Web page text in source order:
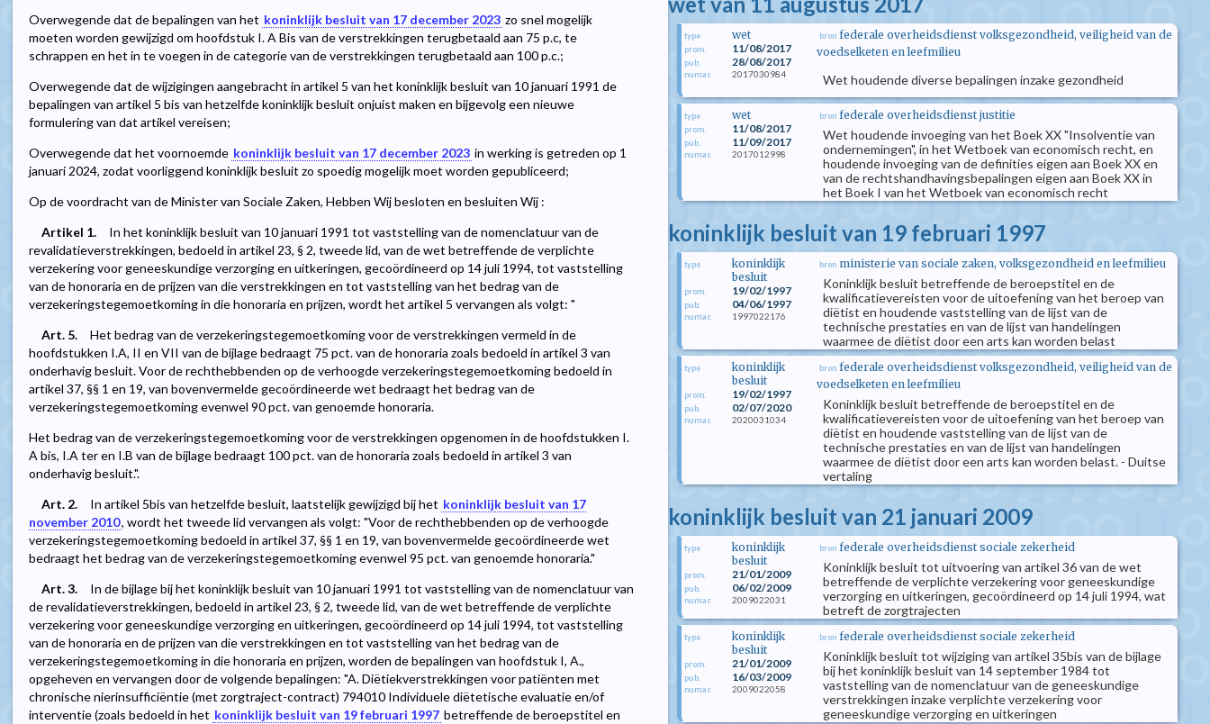
Overwegende dat de bepalingen van het koninklijk besluit van 17 december 2023 zo snel mogelijk
moeten worden gewijzigd om hoofdstuk I. A Bis van de verstrekkingen terugbetaald aan 75 p.c, te
schrappen en het in te voegen in de categorie van de verstrekkingen terugbetaald aan 100 p.c.;
Overwegende dat de wijzigingen aangebracht in artikel 5 van het koninklijk besluit van 10 januari 1991 de
bepalingen van artikel 5 bis van hetzelfde koninklijk besluit onjuist maken en bijgevolg een nieuwe
formulering van dat artikel vereisen;
Overwegende dat het voornoemde koninklijk besluit van 17 december 2023 in werking is getreden op 1
januari 2024, zodat voorliggend koninklijk besluit zo spoedig mogelijk moet worden gepubliceerd;
Op de voordracht van de Minister van Sociale Zaken, Hebben Wij besloten en besluiten Wij :
Artikel 1.
In het koninklijk besluit van 10 januari 1991 tot vaststelling van de nomenclatuur van de
revalidatieverstrekkingen, bedoeld in artikel 23, § 2, tweede lid, van de wet betreffende de verplichte
verzekering voor geneeskundige verzorging en uitkeringen, gecoördineerd op 14 juli 1994, tot vaststelling
van de honoraria en de prijzen van die verstrekkingen en tot vaststelling van het bedrag van de
verzekeringstegemoetkoming in die honoraria en prijzen, wordt het artikel 5 vervangen als volgt: "
Art. 5.
Het bedrag van de verzekeringstegemoetkoming voor de verstrekkingen vermeld in de
hoofdstukken I.A, II en VII van de bijlage bedraagt 75 pct. van de honoraria zoals bedoeld in artikel 3 van
onderhavig besluit. Voor de rechthebbenden op de verhoogde verzekeringstegemoetkoming bedoeld in
artikel 37, §§ 1 en 19, van bovenvermelde gecoördineerde wet bedraagt het bedrag van de
verzekeringstegemoetkoming evenwel 90 pct. van genoemde honoraria.
Het bedrag van de verzekeringstegemoetkoming voor de verstrekkingen opgenomen in de hoofdstukken I.
A bis, I.A ter en I.B van de bijlage bedraagt 100 pct. van de honoraria zoals bedoeld in artikel 3 van
onderhavig besluit.".
Art. 2.
In artikel 5bis van hetzelfde besluit, laatstelijk gewijzigd bij het koninklijk besluit van 17
november 2010, wordt het tweede lid vervangen als volgt: "Voor de rechthebbenden op de verhoogde
verzekeringstegemoetkoming bedoeld in artikel 37, §§ 1 en 19, van bovenvermelde gecoördineerde wet
bedraagt het bedrag van de verzekeringstegemoetkoming evenwel 95 pct. van genoemde honoraria."
Art. 3.
In de bijlage bij het koninklijk besluit van 10 januari 1991 tot vaststelling van de nomenclatuur van
de revalidatieverstrekkingen, bedoeld in artikel 23, § 2, tweede lid, van de wet betreffende de verplichte
verzekering voor geneeskundige verzorging en uitkeringen, gecoördineerd op 14 juli 1994, tot vaststelling
van de honoraria en de prijzen van die verstrekkingen en tot vaststelling van het bedrag van de
verzekeringstegemoetkoming in die honoraria en prijzen, worden de bepalingen van hoofdstuk I, A.,
opgeheven en vervangen door de volgende bepalingen: "A. Diëtiekverstrekkingen voor patiënten met
chronische nierinsufficiëntie (met zorgtraject-contract) 794010 Individuele diëtetische evaluatie en/of
interventie (zoals bedoeld in het koninklijk besluit van 19 februari 1997 betreffende de beroepstitel en
type wet
prom. 11/08/2017
pub. 28/08/2017
numac 2017030984
bron federale overheidsdienst volksgezondheid, veiligheid van de
voedselketen en leefmilieu
Wet houdende diverse bepalingen inzake gezondheid
type wet
prom. 11/08/2017
pub. 11/09/2017
numac 2017012998
bron federale overheidsdienst justitie
Wet houdende invoeging van het Boek XX "Insolventie van
ondernemingen", in het Wetboek van economisch recht, en
houdende invoeging van de definities eigen aan Boek XX en
van de rechtshandhavingsbepalingen eigen aan Boek XX in
het Boek I van het Wetboek van economisch recht
koninklijk besluit van 19 februari 1997
type
koninklijk
besluit
prom. 19/02/1997
pub. 04/06/1997
numac 1997022176
bron ministerie van sociale zaken, volksgezondheid en leefmilieu
Koninklijk besluit betreffende de beroepstitel en de
kwalificatievereisten voor de uitoefening van het beroep van
diëtist en houdende vaststelling van de lijst van de
technische prestaties en van de lijst van handelingen
waarmee de diëtist door een arts kan worden belast
type
koninklijk
besluit
prom. 19/02/1997
pub. 02/07/2020
numac 2020031034
bron federale overheidsdienst volksgezondheid, veiligheid van de
voedselketen en leefmilieu
Koninklijk besluit betreffende de beroepstitel en de
kwalificatievereisten voor de uitoefening van het beroep van
diëtist en houdende vaststelling van de lijst van de
technische prestaties en van de lijst van handelingen
waarmee de diëtist door een arts kan worden belast. - Duitse
vertaling
koninklijk besluit van 21 januari 2009
type
koninklijk
besluit
prom. 21/01/2009
pub. 06/02/2009
numac 2009022031
bron federale overheidsdienst sociale zekerheid
Koninklijk besluit tot uitvoering van artikel 36 van de wet
betreffende de verplichte verzekering voor geneeskundige
verzorging en uitkeringen, gecoördineerd op 14 juli 1994, wat
betreft de zorgtrajecten
type
koninklijk
besluit
prom. 21/01/2009
pub. 16/03/2009
numac 2009022058
bron federale overheidsdienst sociale zekerheid
Koninklijk besluit tot wijziging van artikel 35bis van de bijlage
bij het koninklijk besluit van 14 september 1984 tot
vaststelling van de nomenclatuur van de geneeskundige
verstrekkingen inzake verplichte verzekering voor
geneeskundige verzorging en uitkeringen